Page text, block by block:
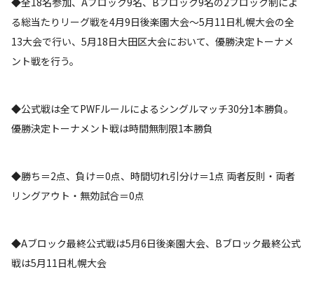
る総当たりリーグ戦を4月9日後楽園大会～5月11日札幌大会の全
13大会で行い、5月18日大田区大会において、優勝決定トーナメ
ント戦を行う。
◆公式戦は全てPWFルールによるシングルマッチ30分1本勝負。
優勝決定トーナメント戦は時間無制限1本勝負
◆勝ち＝2点、負け＝0点、時間切れ引分け＝1点 両者反則・両者
リングアウト・無効試合＝0点
◆Aブロック最終公式戦は5月6日後楽園大会、Bブロック最終公式
戦は5月11日札幌大会